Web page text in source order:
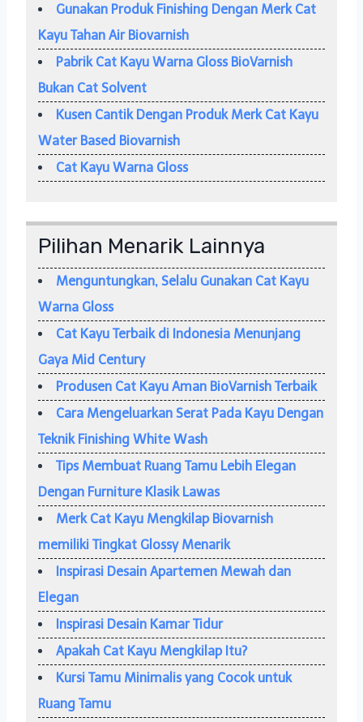
Gunakan Produk Finishing Dengan Merk Cat
Kayu Tahan Air Biovarnish
Pabrik Cat Kayu Warna Gloss BioVarnish
Bukan Cat Solvent
Kusen Cantik Dengan Produk Merk Cat Kayu
Water Based Biovarnish
Cat Kayu Warna Gloss
Pilihan Menarik Lainnya
Menguntungkan, Selalu Gunakan Cat Kayu
Warna Gloss
Cat Kayu Terbaik di Indonesia Menunjang
Gaya Mid Century
Produsen Cat Kayu Aman BioVarnish Terbaik
Cara Mengeluarkan Serat Pada Kayu Dengan
Teknik Finishing White Wash
Tips Membuat Ruang Tamu Lebih Elegan
Dengan Furniture Klasik Lawas
Merk Cat Kayu Mengkilap Biovarnish
memiliki Tingkat Glossy Menarik
Inspirasi Desain Apartemen Mewah dan
Elegan
Inspirasi Desain Kamar Tidur
Apakah Cat Kayu Mengkilap Itu?
Kursi Tamu Minimalis yang Cocok untuk
Ruang Tamu